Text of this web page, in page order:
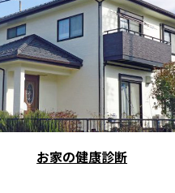
お家の健康診断